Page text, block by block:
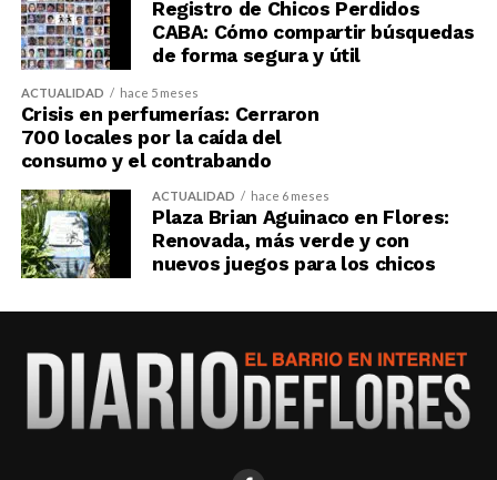
Registro de Chicos Perdidos
CABA: Cómo compartir búsquedas
de forma segura y útil
ACTUALIDAD hace 5 meses
Crisis en perfumerías: Cerraron
700 locales por la caída del
consumo y el contrabando
ACTUALIDAD hace 6 meses
Plaza Brian Aguinaco en Flores:
Renovada, más verde y con
nuevos juegos para los chicos